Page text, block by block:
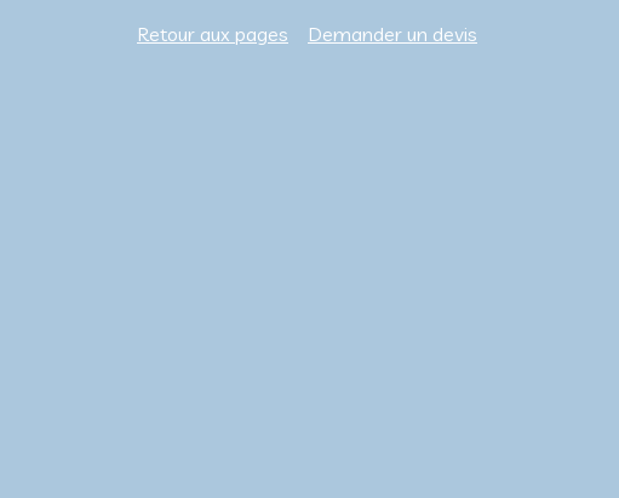
Retour aux pages Demander un devis